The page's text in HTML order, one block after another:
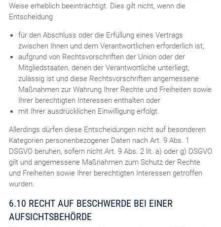
Weise erheblich beeinträchtigt. Dies gilt nicht, wenn die
Entscheidung
für den Abschluss oder die Erfüllung eines Vertrags
zwischen Ihnen und dem Verantwortlichen erforderlich ist,
aufgrund von Rechtsvorschriften der Union oder der
Mitgliedstaaten, denen der Verantwortliche unterliegt,
zulässig ist und diese Rechtsvorschriften angemessene
Maßnahmen zur Wahrung Ihrer Rechte und Freiheiten sowie
Ihrer berechtigten Interessen enthalten oder
mit Ihrer ausdrücklichen Einwilligung erfolgt.
Allerdings dürfen diese Entscheidungen nicht auf besonderen
Kategorien personenbezogener Daten nach Art. 9 Abs. 1
DSGVO beruhen, sofern nicht Art. 9 Abs. 2 lit. a) oder g) DSGVO
gilt und angemessene Maßnahmen zum Schutz der Rechte
und Freiheiten sowie Ihrer berechtigten Interessen getroffen
wurden.
6.10 RECHT AUF BESCHWERDE BEI EINER
AUFSICHTSBEHÖRDE